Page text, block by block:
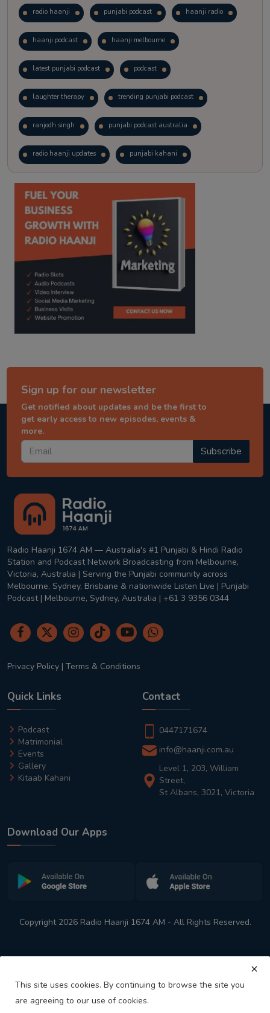
radio haanji punjabi podcast haanji radio
haanji podcast haanji melbourne
latest punjabi podcast podcast
laughter therapy trending punjabi podcast
ranjodh singh punjabi podcast australia
radio haanji updates punjabi kahani
kitaab kahani punjabi story
Sign up for our newsletter
Get notified about updates and be the first to
get early access to new episodes, events &
more.
Subscribe
Radio Haanji 1674 AM — Australia's #1 Punjabi & Hindi Radio
Station and Podcast Network Broadcasting from Melbourne,
Victoria, Australia | Serving the Punjabi community across
Melbourne, Sydney, Brisbane & nationwide Listen Live | Punjabi
Podcast | Melbourne, Sydney, Australia | +61 3 9356 0344
Privacy Policy | Terms & Conditions
Quick Links
Podcast
Matrimonial
Events
Gallery
Kitaab Kahani
Contact
0447171674
info@haanji.com.au
Level 1, 203, William
Street,
St Albans, 3021, Victoria
Download Our Apps
Copyright 2026 Radio Haanji 1674 AM - All Rights Reserved.
This site uses cookies. By continuing to browse the site you
are agreeing to our use of cookies.